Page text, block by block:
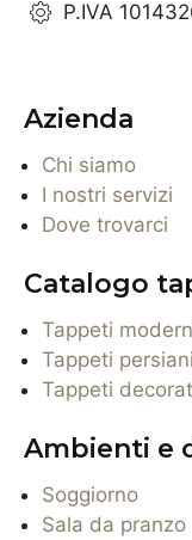
P.IVA
Azienda
Chi siamo
I nostri servizi
Dove trovarci
Catalogo
Tappeti
Tappeti
Tappeti
Ambienti e
Soggiorno
Sala da pranzo